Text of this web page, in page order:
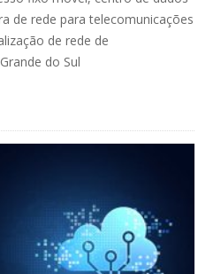
de rede para telecomunicações
de rede de
do Sul